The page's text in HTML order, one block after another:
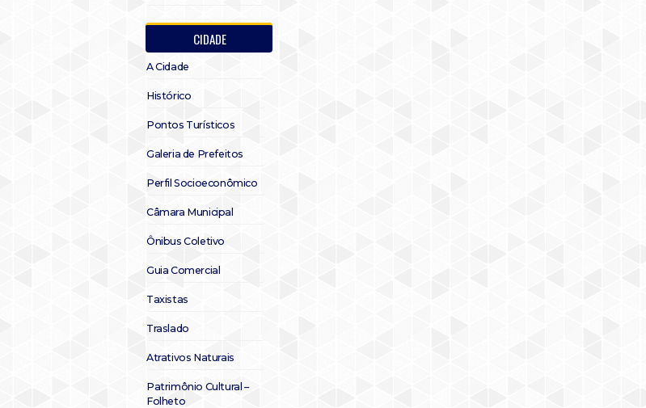
CIDADE
A Cidade
Histórico
Pontos Turísticos
Galeria de Prefeitos
Perfil Socioeconômico
Câmara Municipal
Ônibus Coletivo
Guia Comercial
Taxistas
Traslado
Atrativos Naturais
Patrimônio Cultural –
Folheto